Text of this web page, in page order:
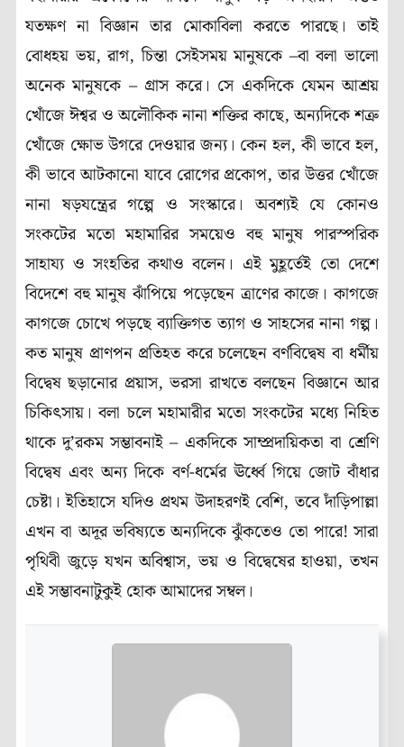
যতক্ষণ না বিজ্ঞান তার মোকাবিলা করতে পারছে। তাই
বোধহয় ভয়, রাগ, চিন্তা সেইসময় মানুষকে –বা বলা ভালো
অনেক মানুষকে – গ্রাস করে। সে একদিকে যেমন আশ্রয়
খোঁজে ঈশ্বর ও অলৌকিক নানা শক্তির কাছে, অন্যদিকে শত্রু
খোঁজে ক্ষোভ উগরে দেওয়ার জন্য। কেন হল, কী ভাবে হল,
কী ভাবে আটকানো যাবে রোগের প্রকোপ, তার উত্তর খোঁজে
নানা ষড়যন্ত্রের গল্পে ও সংস্কারে। অবশ্যই যে কোনও
সংকটের মতো মহামারির সময়েও বহু মানুষ পারস্পরিক
সাহায্য ও সংহতির কথাও বলেন। এই মুহূর্তেই তো দেশে
বিদেশে বহু মানুষ ঝাঁপিয়ে পড়েছেন ত্রাণের কাজে। কাগজে
কাগজে চোখে পড়ছে ব্যাক্তিগত ত্যাগ ও সাহসের নানা গল্প।
কত মানুষ প্রাণপন প্রতিহত করে চলেছেন বর্ণবিদ্বেষ বা ধর্মীয়
বিদ্বেষ ছড়ানোর প্রয়াস, ভরসা রাখতে বলছেন বিজ্ঞানে আর
চিকিৎসায়। বলা চলে মহামারীর মতো সংকটের মধ্যে নিহিত
থাকে দু’রকম সম্ভাবনাই – একদিকে সাম্প্রদায়িকতা বা শ্রেণি
বিদ্বেষ এবং অন্য দিকে বর্ণ-ধর্মের ঊর্ধ্বে গিয়ে জোট বাঁধার
চেষ্টা। ইতিহাসে যদিও প্রথম উদাহরণই বেশি, তবে দাঁড়িপাল্লা
এখন বা অদূর ভবিষ্যতে অন্যদিকে ঝুঁকতেও তো পারে! সারা
পৃথিবী জুড়ে যখন অবিশ্বাস, ভয় ও বিদ্বেষের হাওয়া, তখন
এই সম্ভাবনাটুকুই হোক আমাদের সম্বল।